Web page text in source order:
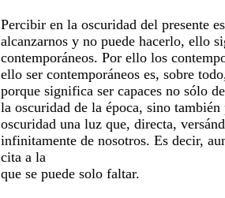
Percibir en la oscuridad del presente
alcanzarnos y no puede hacerlo, ello
contemporáneos. Por ello los
ello ser contemporáneos es, sobre
porque significa ser capaces no sólo
la oscuridad de la época, sino
oscuridad una luz que, directa,
infinitamente de nosotros. Es decir,
cita a la
que se puede solo faltar.